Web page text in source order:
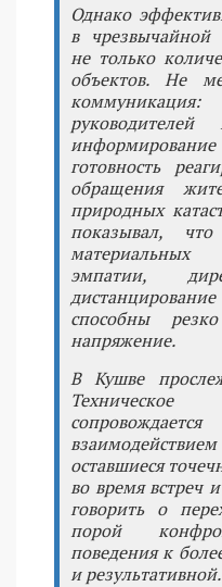
Однако
в чрезвычайной
не только
объектов. Не
готовность
обращения
природных
показывал,
материальных
эмпатии,
способны
напряжение.
В Кушве
оставшиеся
во время встреч
говорить о
порой
поведения к
и результативной.